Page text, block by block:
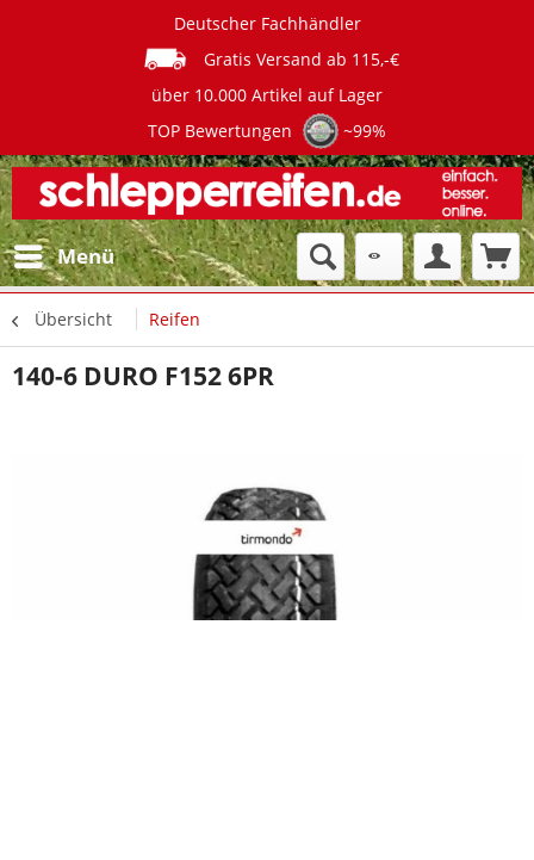
Deutscher Fachhändler
Gratis Versand ab 115,-€
über 10.000 Artikel auf Lager
TOP Bewertungen
~99%
Menü
Übersicht Reifen
140-6 DURO F152 6PR